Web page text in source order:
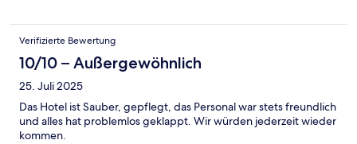
Verifizierte Bewertung
10/10 – Außergewöhnlich
25. Juli 2025
Das Hotel ist Sauber, gepflegt, das Personal war stets freundlich
und alles hat problemlos geklappt. Wir würden jederzeit wieder
kommen.